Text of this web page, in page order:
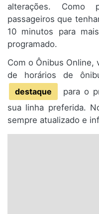
alterações. Como
passageiros que
10 minutos para
programado.
Com o Ônibus Online,
de horários de
destaque
para o
sua linha preferida.
sempre atualizado e